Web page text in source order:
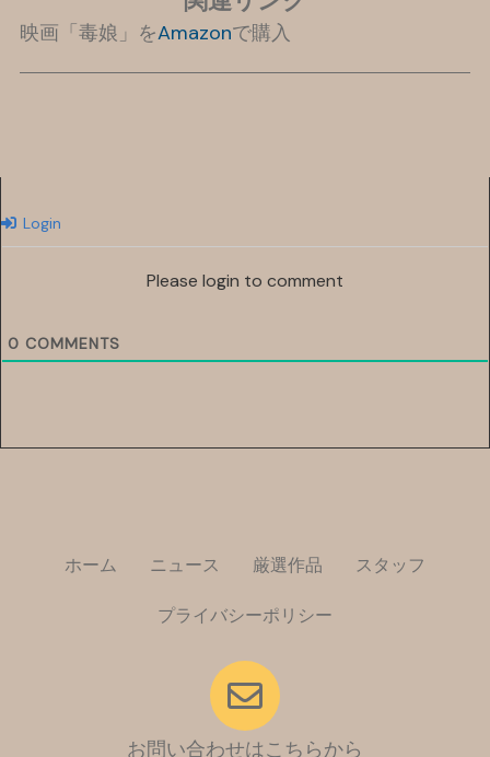
映画「毒娘」をAmazonで購入
Login
Please login to comment
0 COMMENTS
ホーム ニュース 厳選作品 スタッフ
プライバシーポリシー
お問い合わせはこちらから